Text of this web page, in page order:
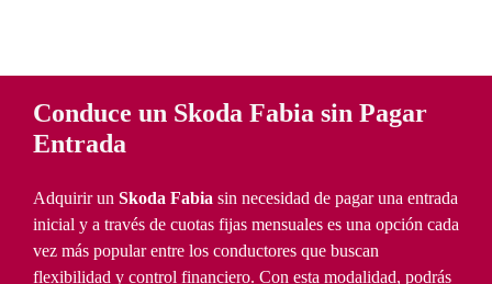
Conduce un Skoda Fabia sin Pagar
Entrada
Adquirir un Skoda Fabia sin necesidad de pagar una entrada
inicial y a través de cuotas fijas mensuales es una opción cada
vez más popular entre los conductores que buscan
flexibilidad y control financiero. Con esta modalidad, podrás